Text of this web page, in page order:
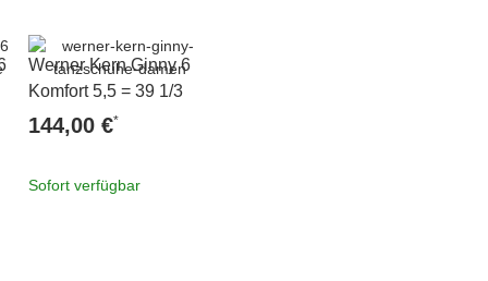
Werner Kern Ginny 6
Komfort 5,5 = 39 1/3
144,00 €*
Sofort verfügbar